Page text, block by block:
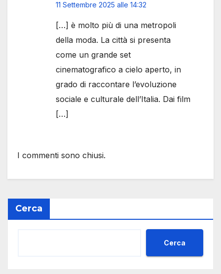
11 Settembre 2025 alle 14:32
[…] è molto più di una metropoli
della moda. La città si presenta
come un grande set
cinematografico a cielo aperto, in
grado di raccontare l’evoluzione
sociale e culturale dell’Italia. Dai film
[…]
I commenti sono chiusi.
Cerca
Cerca